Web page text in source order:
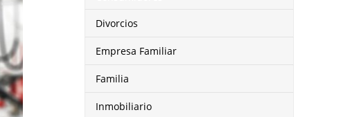
Divorcios
Empresa Familiar
Familia
Inmobiliario